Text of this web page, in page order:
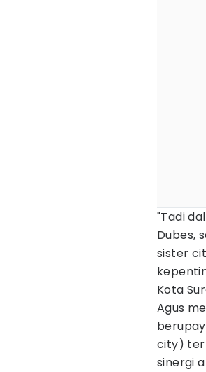
"Tadi
Dubes,
sister
Kota
Agus
city)
sinergi